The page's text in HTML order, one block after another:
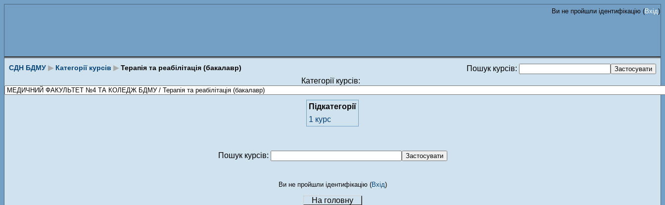
Ви не пройшли ідентифікацію (Вхід)
СДН БДМУ ▶ Категорії курсів ▶ Терапія та реабілітація (бакалавр)
Пошук курсів:
Категорії курсів:
Підкатегорії
1 курс
Пошук курсів:
Ви не пройшли ідентифікацію (Вхід)
На головну